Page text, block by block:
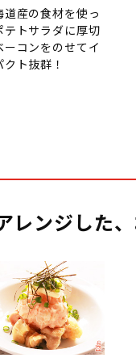
道産の食材を使っ
テトサラダに厚切
ーコンをのせてイ
クト抜群！
レンジした